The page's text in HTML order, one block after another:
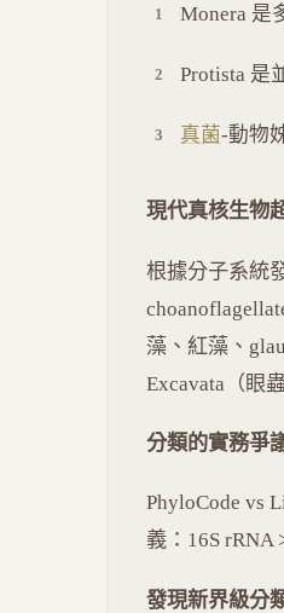
Monera 是
Protista 是
真菌-動物
現代真核生物
根據分子系統
藻、紅藻、
Excavata（眼
分類的實務爭
PhyloCode vs
義：16S rRNA
發現新界級分